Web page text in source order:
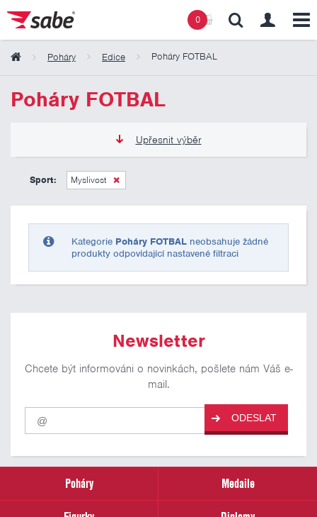
0
Poháry Edice Poháry FOTBAL
Poháry FOTBAL
Upřesnit výběr
135 Kč
Sport: Myslivost
Kategorie Poháry FOTBAL neobsahuje žádné
produkty odpovídající nastavené filtraci
Newsletter
Chcete být informováni o novinkách, pošlete nám Váš e-
mail.
Pro
odběr
našich
email
ODESLAT
Poháry
Medaile
Obsah košíku